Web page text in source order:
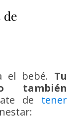
de
el bebé. Tu
también
de tener